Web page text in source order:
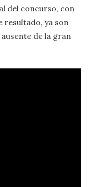
del concurso, con
resultado, ya son
de la gran